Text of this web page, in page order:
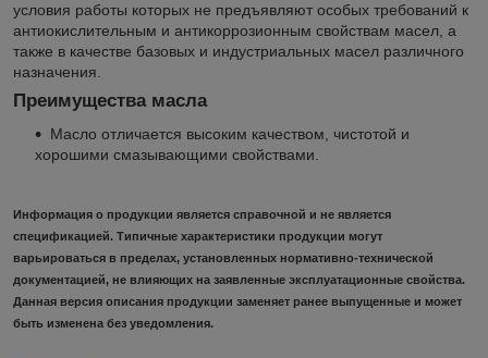
условия работы которых не предъявляют особых требований к
антиокислительным и антикоррозионным свойствам масел, а
также в качестве базовых и индустриальных масел различного
назначения.
Преимущества масла
Масло отличается высоким качеством, чистотой и
хорошими смазывающими свойствами.
Информация о продукции является справочной и не является
спецификацией. Типичные характеристики продукции могут
варьироваться в пределах, установленных нормативно-технической
документацией, не влияющих на заявленные эксплуатационные свойства.
Данная версия описания продукции заменяет ранее выпущенные и может
быть изменена без уведомления.